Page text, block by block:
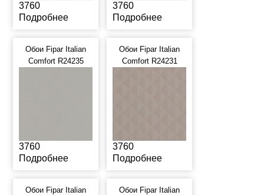
3760
Подробнее
3760
Подробнее
Обои Fipar Italian
Comfort R24235
3760
Подробнее
Обои Fipar Italian
Comfort R24231
3760
Подробнее
Обои Fipar Italian
Обои Fipar Italian